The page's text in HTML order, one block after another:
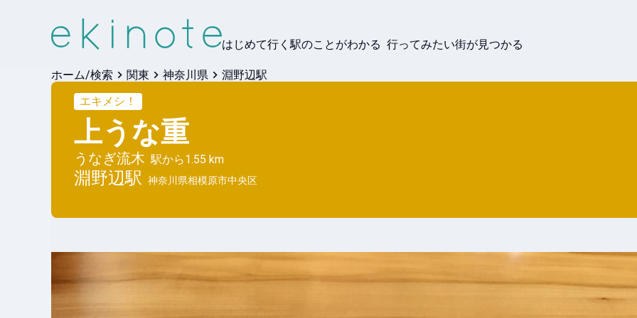
はじめて行く駅のことがわかる 行ってみたい街が見つかる
ホーム/検索 関東 神奈川県
淵野辺駅
エキメシ！
上うな重
うなぎ流木 駅から1.55 km
淵野辺駅 神奈川県相模原市中央区